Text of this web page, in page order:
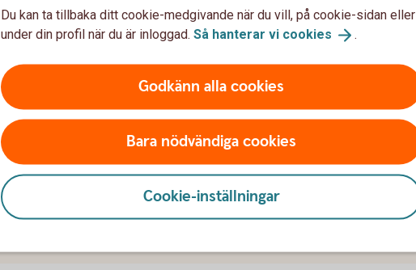
Du kan ta tillbaka ditt cookie-medgivande när du vill, på cookie-sidan eller
under din profil när du är inloggad. Så hanterar vi cookies .
Godkänn alla cookies
Bara nödvändiga cookies
Cookie-inställningar